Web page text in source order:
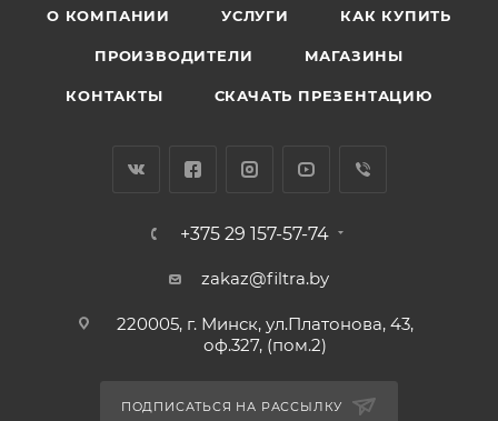
О КОМПАНИИ УСЛУГИ КАК КУПИТЬ
ПРОИЗВОДИТЕЛИ МАГАЗИНЫ
КОНТАКТЫ СКАЧАТЬ ПРЕЗЕНТАЦИЮ
+375 29 157-57-74
zakaz@filtra.by
220005, г. Минск, ул.Платонова, 43,
оф.327, (пом.2)
ПОДПИСАТЬСЯ НА РАССЫЛКУ